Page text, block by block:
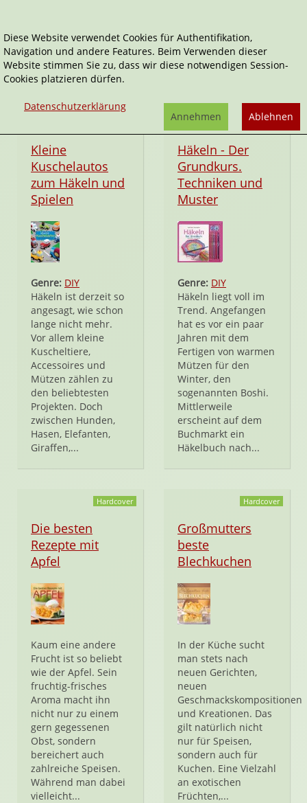
Bassermann
Kleine
Kuschelautos
zum Häkeln und
Spielen
Genre: DIY
Häkeln ist derzeit so
angesagt, wie schon
lange nicht mehr.
Vor allem kleine
Kuscheltiere,
Accessoires und
Mützen zählen zu
den beliebtesten
Projekten. Doch
zwischen Hunden,
Hasen, Elefanten,
Giraffen,...
Taschenbuch
Häkeln - Der
Grundkurs.
Techniken und
Muster
Genre: DIY
Häkeln liegt voll im
Trend. Angefangen
hat es vor ein paar
Jahren mit dem
Fertigen von warmen
Mützen für den
Winter, den
sogenannten Boshi.
Mittlerweile
erscheint auf dem
Buchmarkt ein
Häkelbuch nach...
Hardcover
Die besten
Rezepte mit
Apfel
Kaum eine andere
Frucht ist so beliebt
wie der Apfel. Sein
fruchtig-frisches
Aroma macht ihn
nicht nur zu einem
gern gegessenen
Obst, sondern
bereichert auch
zahlreiche Speisen.
Während man dabei
vielleicht...
Hardcover
Großmutters
beste
Blechkuchen
In der Küche sucht
man stets nach
neuen Gerichten,
neuen
Geschmackskompositionen
und Kreationen. Das
gilt natürlich nicht
nur für Speisen,
sondern auch für
Kuchen. Eine Vielzahl
an exotischen
Früchten,...
Diese Website verwendet Cookies für Authentifikation,
Navigation und andere Features. Beim Verwenden dieser
Website stimmen Sie zu, dass wir diese notwendigen Session-
Cookies platzieren dürfen.
Datenschutzerklärung
Ablehnen
Annehmen